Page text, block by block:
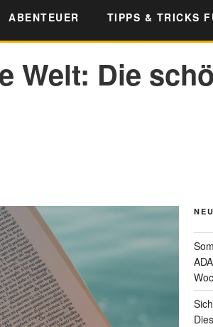
ABENTEUER TIPPS & TRICKS
Welt: Die